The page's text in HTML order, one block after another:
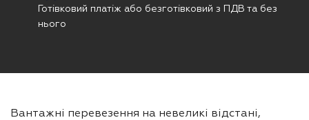
Готівковий платіж або безготівковий з ПДВ та без
нього
Вантажні перевезення на невеликі відстані,